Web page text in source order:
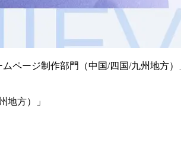
ページ制作部門（中国/四国/九州地方
地方）」